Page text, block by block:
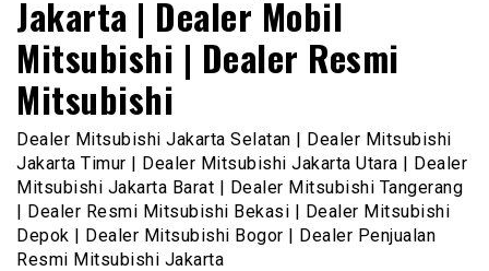
Jakarta | Dealer Mobil
Mitsubishi | Dealer Resmi
Mitsubishi
Dealer Mitsubishi Jakarta Selatan | Dealer Mitsubishi
Jakarta Timur | Dealer Mitsubishi Jakarta Utara | Dealer
Mitsubishi Jakarta Barat | Dealer Mitsubishi Tangerang
| Dealer Resmi Mitsubishi Bekasi | Dealer Mitsubishi
Depok | Dealer Mitsubishi Bogor | Dealer Penjualan
Resmi Mitsubishi Jakarta